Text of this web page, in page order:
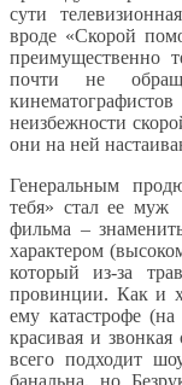
сути
вроде «Скорой
преимущественно
почти не
неизбежности
они на ней
Генеральным
тебя» стал ее муж
фильма –
характером
который из-за
провинции. Как и
ему катастрофе
красивая и
всего подходит
банальна, но